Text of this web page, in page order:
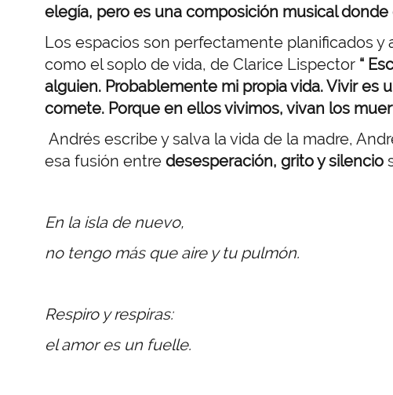
elegía, pero es una composición musical
Los espacios son perfectamente planificados y
como el soplo de vida, de Clarice Lispector “
alguien. Probablemente mi propia vida. Vivir es
comete. Porque en ellos vivimos, vivan los
Andrés escribe y salva la vida de la madre,
esa fusión entre desesperación, grito y silencio
En la isla de nuevo,
no tengo más que aire y tu pulmón.
Respiro y respiras:
el amor es un fuelle.